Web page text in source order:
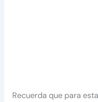
Recuerda que para